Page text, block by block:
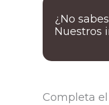
¿No
Nuestros
Completa